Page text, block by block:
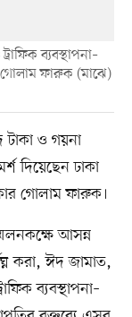
ব্যবস্থাপনা–
গোলাম ফারুক (মাঝে)
টাকা ও গয়না
দিয়েছেন ঢাকা
গোলাম ফারুক।
আসন্ন
করা, ঈদ জামাত,
ব্যবস্থাপনা–